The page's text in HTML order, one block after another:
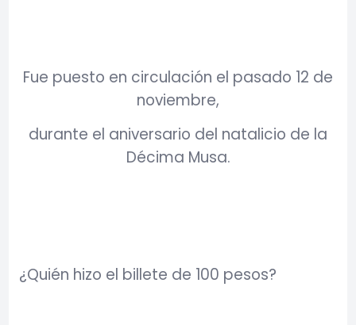
Fue puesto en circulación el pasado 12 de
noviembre,
durante el aniversario del natalicio de la
Décima Musa.
¿Quién hizo el billete de 100 pesos?